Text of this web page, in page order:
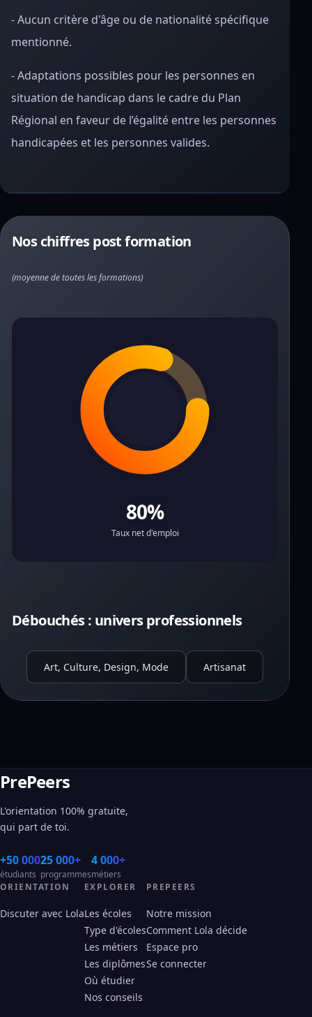
- Aucun critère d'âge ou de nationalité spécifique
mentionné.
- Adaptations possibles pour les personnes en
situation de handicap dans le cadre du Plan
Régional en faveur de l’égalité entre les personnes
handicapées et les personnes valides.
Nos chiffres post formation
(moyenne de toutes les formations)
80%
Taux net d'emploi
Débouchés : univers professionnels
Art, Culture, Design, Mode Artisanat
PrePeers
L'orientation 100% gratuite,
qui part de toi.
+50 000
étudiants
25 000+
programmes
4 000+
métiers
ORIENTATION
Discuter avec Lola
EXPLORER
Les écoles
Type d'écoles
Les métiers
Les diplômes
Où étudier
Nos conseils
PREPEERS
Notre mission
Comment Lola décide
Espace pro
Se connecter